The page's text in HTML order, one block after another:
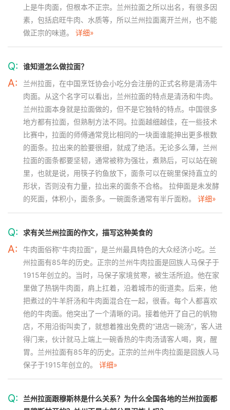
上是牛肉面，但根本不正宗。兰州拉面之所以出名，有很多因
素，包括启旺牛肉、水质等，所以兰州拉面离开兰州，也不能
做正宗的味道。 详细»
Q: 谁知道怎么做拉面？
A:
兰州拉面，在中国烹饪协会小吃分会注册的正式名称是清汤牛
肉面。从这个名字可以看出，兰州拉面的特点是清汤和牛肉。
兰州拉面本身就是拉面做的，但不是它独特的特点。中国很多
地方都有拉面，但熟制方法不同。拉面越细越佳，在一些技术
比赛中，拉面的师傅通常竞比相同的一块面谁能抻出更多根数
的面条。拉出来的脸要很细，就成了绝活。无论多么薄，兰州
拉面的面条都要坚韧，通常被称为强壮，煮熟后，可以站在碗
里，也就是说，用筷子钓鱼放下，面条可以在碗里保持直立的
形状，否则没有力量，拉出来的面条不合格。 拉伸面是未发酵
的死面，体积小，面条多。一碗面条通常有半斤面粉。 详细»
Q: 求有关兰州拉面的作文，描写这种美食的
A:
牛肉面俗称"牛肉拉面"，是兰州最具特色的大众经济小吃。兰
州拉面有85年的历史。正宗的兰州牛肉拉面是回族人马保子于
1915年创立的。当时，马保子家境贫寒，被生活所迫。他在家
里做了热锅牛肉面，肩上扛着，沿着城市的街道卖。后来，他
把煮过的牛羊肝汤和牛肉面混合在一起，很香。每个人都喜欢
他的牛肉面。他突出了一个清晰的词。接着他开了自己的帆物
店，不用沿街叫卖了，就想着推出免费的“进店一碗汤”，客人进
得门来，伙计就马上端上一碗香热的牛肉汤请客人喝，爽，醒
胃。兰州拉面有85年的历史。正宗的兰州牛肉拉面是回族人马
保子于1915年创立的。 详细»
Q:
兰州拉面跟穆斯林是什么关系？为什么全国各地的兰州拉面都